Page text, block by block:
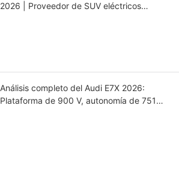
2026 | Proveedor de SUV eléctricos
Análisis completo del Audi E7X 2026:
Plataforma de 900 V, autonomía de 751